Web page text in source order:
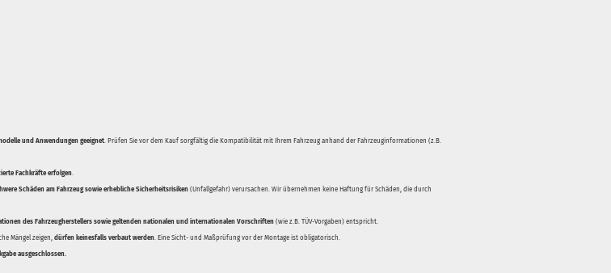
und Anwendungen geeignet. Prüfen Sie vor dem Kauf sorgfältig die Kompatibilität mit Ihrem Fahrzeug anhand der Fahrzeuginformationen (z.B.
Fachkräfte erfolgen.
Schäden am Fahrzeug sowie erhebliche Sicherheitsrisiken (Unfallgefahr) verursachen. Wir übernehmen keine Haftung für Schäden, die durch
des Fahrzeugherstellers sowie geltenden nationalen und internationalen Vorschriften (wie z.B. TÜV-Vorgaben) entspricht.
Mängel zeigen, dürfen keinesfalls verbaut werden. Eine Sicht- und Maßprüfung vor der Montage ist obligatorisch.
ausgeschlossen.